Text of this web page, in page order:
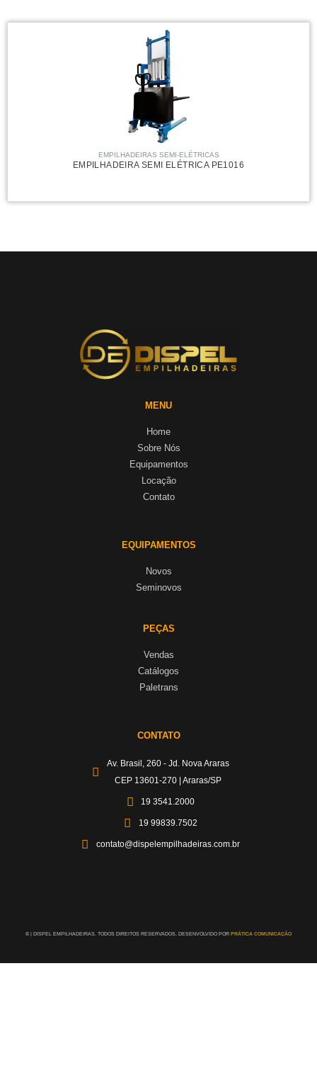
EMPILHADEIRAS SEMI-ELÉTRICAS
EMPILHADEIRA SEMI ELÉTRICA PE1016
MENU
Home
Sobre Nós
Equipamentos
Locação
Contato
EQUIPAMENTOS
Novos
Seminovos
PEÇAS
Vendas
Catálogos
Paletrans
CONTATO
Av. Brasil, 260 - Jd. Nova Araras
CEP 13601-270 | Araras/SP
19 3541.2000
19 99839.7502
contato@dispelempilhadeiras.com.br
© | DISPEL EMPILHADEIRAS. TODOS DIREITOS RESERVADOS. DESENVOLVIDO POR PRÁTICA COMUNICAÇÃO